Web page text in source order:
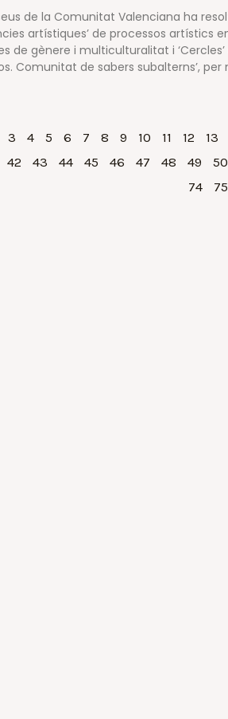
de la Comunitat Valenciana ha
artístiques’ de processos artístics
de gènere i multiculturalitat i
Comunitat de sabers subalterns’, per
3 4 5 6 7 8 9 10 11 12 13
42 43 44 45 46 47 48 49 50
74
75